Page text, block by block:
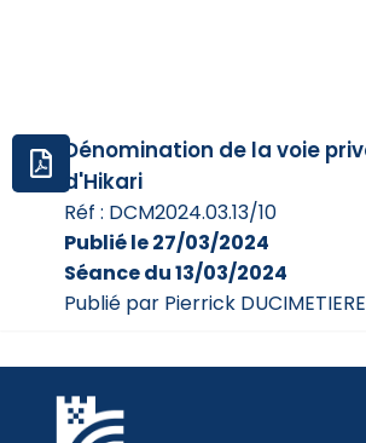
Dénomination de la voie
d'Hikari
Réf : DCM2024.03.13/10
Publié le 27/03/2024
Séance du 13/03/2024
Publié par Pierrick DUCIMETIERE